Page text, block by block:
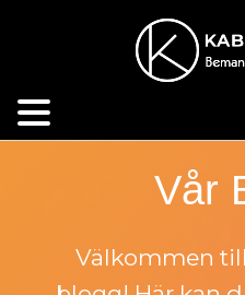
Vår
Välkommen